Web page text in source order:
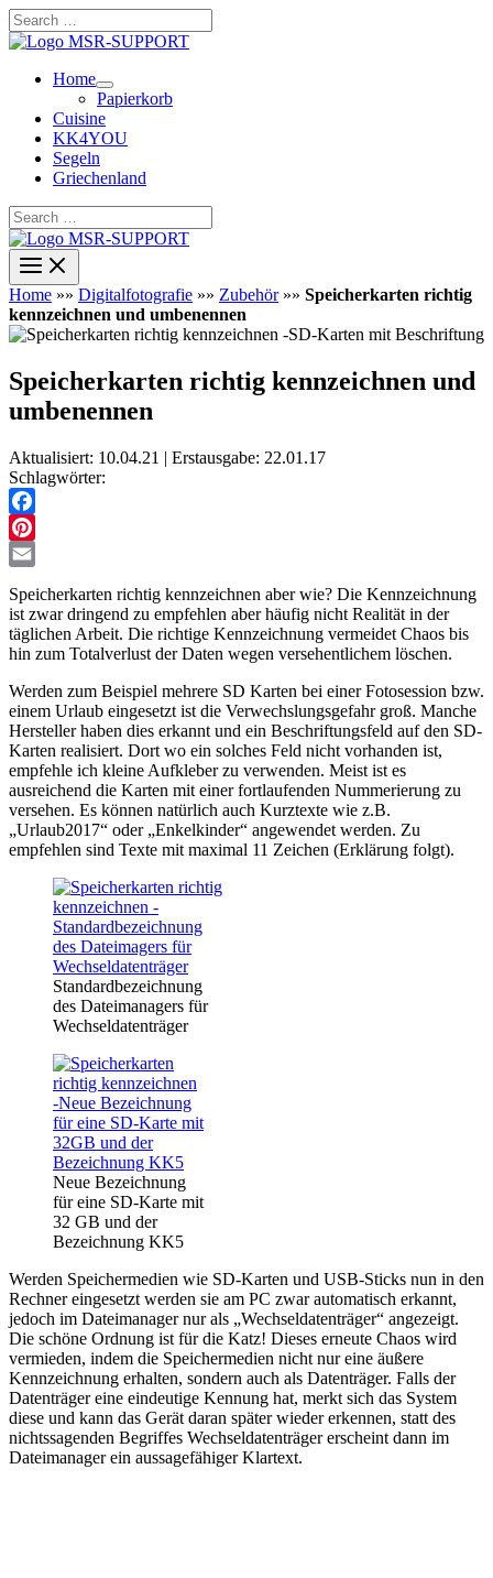
Zum
Inhalt
springen
Search
…
Home
Papierkorb
Cuisine
KK4YOU
Segeln
Griechenland
Search
…
Home »» Digitalfotografie »» Zubehör»» Speicherkarten richtig
kennzeichnen und umbenennen
Speicherkarten richtig kennzeichnen und
umbenennen
Aktualisiert: 10.04.21 | Erstausgabe: 22.01.17
Schlagwörter:
Facebook
Pinterest
Speicherkarten richtig kennzeichnen aber wie? Die Kennzeichnung
ist zwar dringend zu empfehlen aber häufig nicht Realität in der
täglichen Arbeit. Die richtige Kennzeichnung vermeidet Chaos bis
hin zum Totalverlust der Daten wegen versehentlichem löschen.
Werden zum Beispiel mehrere SD Karten bei einer Fotosession bzw.
einem Urlaub eingesetzt ist die Verwechslungsgefahr groß. Manche
Hersteller haben dies erkannt und ein Beschriftungsfeld auf den SD-
Karten realisiert. Dort wo ein solches Feld nicht vorhanden ist,
empfehle ich kleine Aufkleber zu verwenden. Meist ist es
ausreichend die Karten mit einer fortlaufenden Nummerierung zu
versehen. Es können natürlich auch Kurztexte wie z.B.
„Urlaub2017“ oder „Enkelkinder“ angewendet werden. Zu
empfehlen sind Texte mit maximal 11 Zeichen (Erklärung folgt).
Standardbezeichnung
des Dateimanagers für
Wechseldatenträger
Neue Bezeichnung
für eine SD-Karte mit
32 GB und der
Bezeichnung KK5
Werden Speichermedien wie SD-Karten und USB-Sticks nun in den
Rechner eingesetzt werden sie am PC zwar automatisch erkannt,
jedoch im Dateimanager nur als „Wechseldatenträger“ angezeigt.
Die schöne Ordnung ist für die Katz! Dieses erneute Chaos wird
vermieden, indem die Speichermedien nicht nur eine äußere
Kennzeichnung erhalten, sondern auch als Datenträger. Falls der
Datenträger eine eindeutige Kennung hat, merkt sich das System
diese und kann das Gerät daran später wieder erkennen, statt des
nichtssagenden Begriffes Wechseldatenträger erscheint dann im
Dateimanager ein aussagefähiger Klartext.